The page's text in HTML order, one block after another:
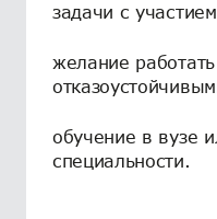
задачи с
желание
обучение в вузе
специальности.